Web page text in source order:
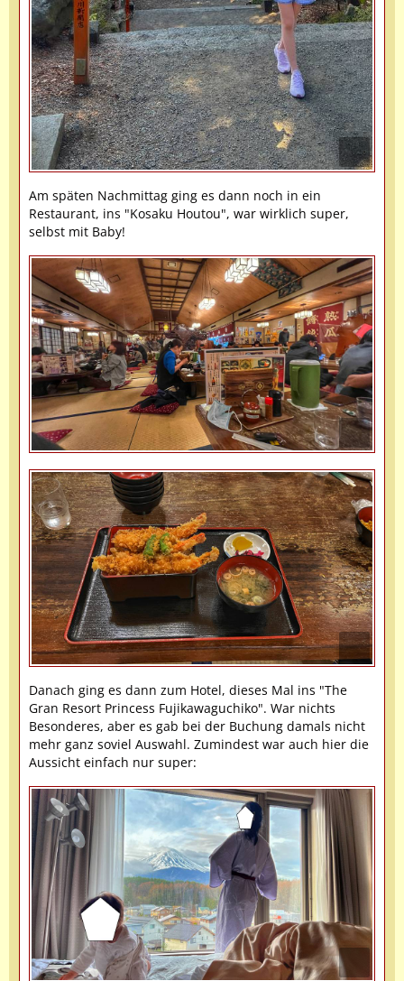
Am späten Nachmittag ging es dann noch in ein
Restaurant, ins "Kosaku Houtou", war wirklich super,
selbst mit Baby!
Danach ging es dann zum Hotel, dieses Mal ins "The
Gran Resort Princess Fujikawaguchiko". War nichts
Besonderes, aber es gab bei der Buchung damals nicht
mehr ganz soviel Auswahl. Zumindest war auch hier die
Aussicht einfach nur super: